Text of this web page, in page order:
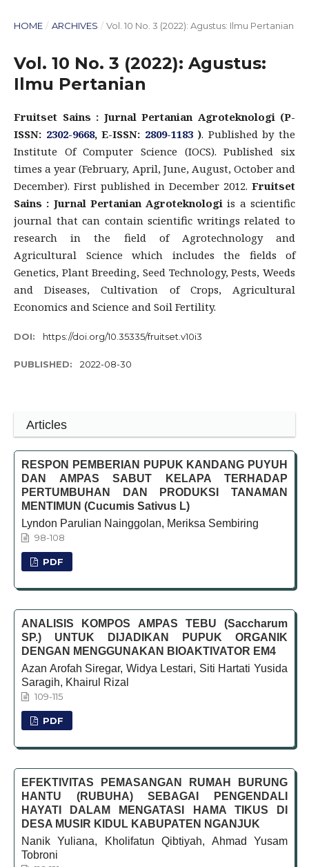
HOME / ARCHIVES / Vol. 10 No. 3 (2022): Agustus: Ilmu Pertanian
Vol. 10 No. 3 (2022): Agustus:
Ilmu Pertanian
Fruitset Sains : Jurnal Pertanian Agroteknologi (P-
ISSN: 2302-9668, E-ISSN: 2809-1183). Published by the
Institute Of Computer Science (IOCS). Published six
times a year (February, April, June, August, October and
December). First published in December 2012. Fruitset
Sains : Jurnal Pertanian Agroteknologi is a scientific
journal that can contain scientific writings related to
research in the field of Agrotechnology and
Agricultural Science which includes the fields of
Genetics, Plant Breeding, Seed Technology, Pests, Weeds
and Diseases, Cultivation of Crops, Agricultural
Economics and Science and Soil Fertility.
DOI: https://doi.org/10.35335/fruitset.v10i3
PUBLISHED: 2022-08-30
Articles
RESPON PEMBERIAN PUPUK KANDANG PUYUH
DAN AMPAS SABUT KELAPA TERHADAP
PERTUMBUHAN DAN PRODUKSI TANAMAN
MENTIMUN (Cucumis Sativus L)
Lyndon Parulian Nainggolan, Meriksa Sembiring
98-108
PDF
ANALISIS KOMPOS AMPAS TEBU (Saccharum
SP.) UNTUK DIJADIKAN PUPUK ORGANIK
DENGAN MENGGUNAKAN BIOAKTIVATOR EM4
Azan Arofah Siregar, Widya Lestari, Siti Hartati Yusida
Saragih, Khairul Rizal
109-115
PDF
EFEKTIVITAS PEMASANGAN RUMAH BURUNG
HANTU (RUBUHA) SEBAGAI PENGENDALI
HAYATI DALAM MENGATASI HAMA TIKUS DI
DESA MUSIR KIDUL KABUPATEN NGANJUK
Nanik Yuliana, Kholifatun Qibtiyah, Ahmad Yusam
Tobroni